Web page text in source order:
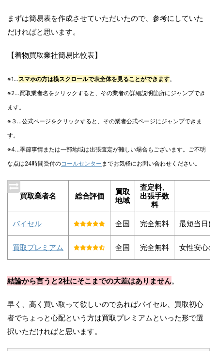
まずは簡易表を作成させていただいたので、参考にしていた
だければと思います。
【着物買取業社簡易比較表】
※1… スマホの方は横スクロールで表全体を見ることができます。
※2…買取業者名をクリックすると、その業者の詳細説明箇所にジャンプでき
ます。
※３…公式ページをクリックすると、その業者公式ページにジャンプできま
す。
※4…季節事情または一部地域は出張査定が難しい場合もございます。ご不明
な点は24時間受付のコールセンター までお気軽にお問い合わせください。
買取業者名 総合評価
買取
地域
査定料、
出張手数
料
バイセル 全国 完全無料 最短当日
買取プレミアム 全国 完全無料 女性安心
結論から言うと2社にそこまでの大差はありません。
早く、高く買い取って欲しいのであればバイセル、買取初心
者でちょっと心配という方は買取プレミアムといった形で選
択いただければと思います。